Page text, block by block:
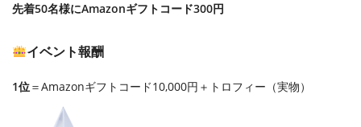
先着50名様にAmazonギフトコード300円
イベント報酬
1位＝Amazonギフトコード10,000円＋トロフィー（実物）